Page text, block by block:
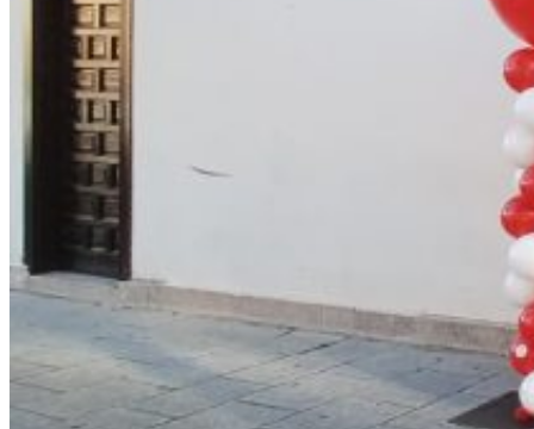
Somos por y para las personas. Descubre
Fundación
A través de nuestra Fundación
Compromisos